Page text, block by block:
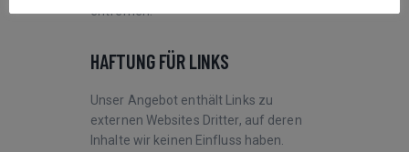
entfernen.
HAFTUNG FÜR LINKS
Unser Angebot enthält Links zu
externen Websites Dritter, auf deren
Inhalte wir keinen Einfluss haben.